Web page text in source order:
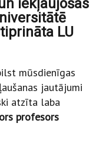
LU
mūsdienīgas
jautājumi
atzīta laba
profesors